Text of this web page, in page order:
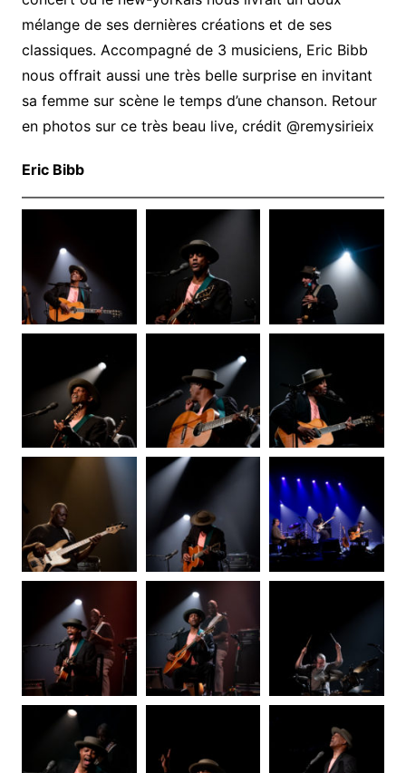
mélange de ses dernières créations et de ses
classiques. Accompagné de 3 musiciens, Eric Bibb
nous offrait aussi une très belle surprise en invitant
sa femme sur scène le temps d’une chanson. Retour
en photos sur ce très beau live, crédit @remysirieix
Eric Bibb